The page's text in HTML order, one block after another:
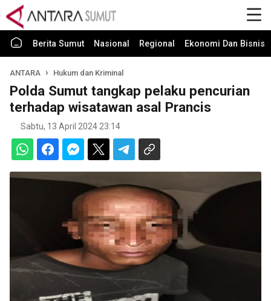
Berita Sumut Nasional Regional Ekonomi Dan Bisnis
ANTARA Hukum dan Kriminal
Polda Sumut tangkap pelaku pencurian
terhadap wisatawan asal Prancis
Sabtu, 13 April 2024 23:14